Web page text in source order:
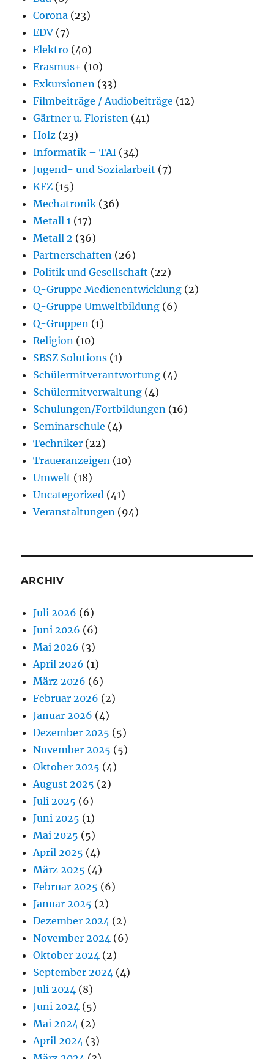
Corona (23)
EDV (7)
Elektro (40)
Erasmus+ (10)
Exkursionen (33)
Filmbeiträge / Audiobeiträge (12)
Gärtner u. Floristen (41)
Holz (23)
Informatik – TAI (34)
Jugend- und Sozialarbeit (7)
KFZ (15)
Mechatronik (36)
Metall 1 (17)
Metall 2 (36)
Partnerschaften (26)
Politik und Gesellschaft (22)
Q-Gruppe Medienentwicklung (2)
Q-Gruppe Umweltbildung (6)
Q-Gruppen (1)
Religion (10)
SBSZ Solutions (1)
Schülermitverantwortung (4)
Schülermitverwaltung (4)
Schulungen/Fortbildungen (16)
Seminarschule (4)
Techniker (22)
Traueranzeigen (10)
Umwelt (18)
Uncategorized (41)
Veranstaltungen (94)
ARCHIV
Juli 2026 (6)
Juni 2026 (6)
Mai 2026 (3)
April 2026 (1)
März 2026 (6)
Februar 2026 (2)
Januar 2026 (4)
Dezember 2025 (5)
November 2025 (5)
Oktober 2025 (4)
August 2025 (2)
Juli 2025 (6)
Juni 2025 (1)
Mai 2025 (5)
April 2025 (4)
März 2025 (4)
Februar 2025 (6)
Januar 2025 (2)
Dezember 2024 (2)
November 2024 (6)
Oktober 2024 (2)
September 2024 (4)
Juli 2024 (8)
Juni 2024 (5)
Mai 2024 (2)
April 2024 (3)